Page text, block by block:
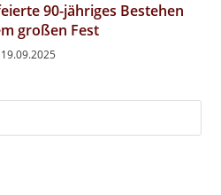
90-jähriges Bestehen
großen Fest
19.09.2025